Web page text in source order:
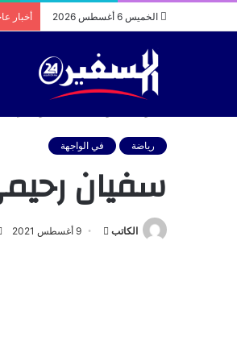
الخميس 6 أغسطس 2026 أخبار
رياضة في الواجهة
سفيان
الكاتب
أرسل 9 أغسطس 2021